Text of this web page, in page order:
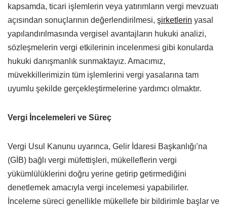
kapsamda, ticari işlemlerin veya yatırımların vergi mevzuatı
açısından sonuçlarının değerlendirilmesi, şirketlerin yasal
yapılandırılmasında vergisel avantajların hukuki analizi,
sözleşmelerin vergi etkilerinin incelenmesi gibi konularda
hukuki danışmanlık sunmaktayız. Amacımız,
müvekkillerimizin tüm işlemlerini vergi yasalarına tam
uyumlu şekilde gerçekleştirmelerine yardımcı olmaktır.
Vergi İncelemeleri ve Süreç
Vergi Usul Kanunu uyarınca, Gelir İdaresi Başkanlığı’na
(GİB) bağlı vergi müfettişleri, mükelleflerin vergi
yükümlülüklerini doğru yerine getirip getirmediğini
denetlemek amacıyla vergi incelemesi yapabilirler.
İnceleme süreci genellikle mükellefe bir bildirimle başlar ve